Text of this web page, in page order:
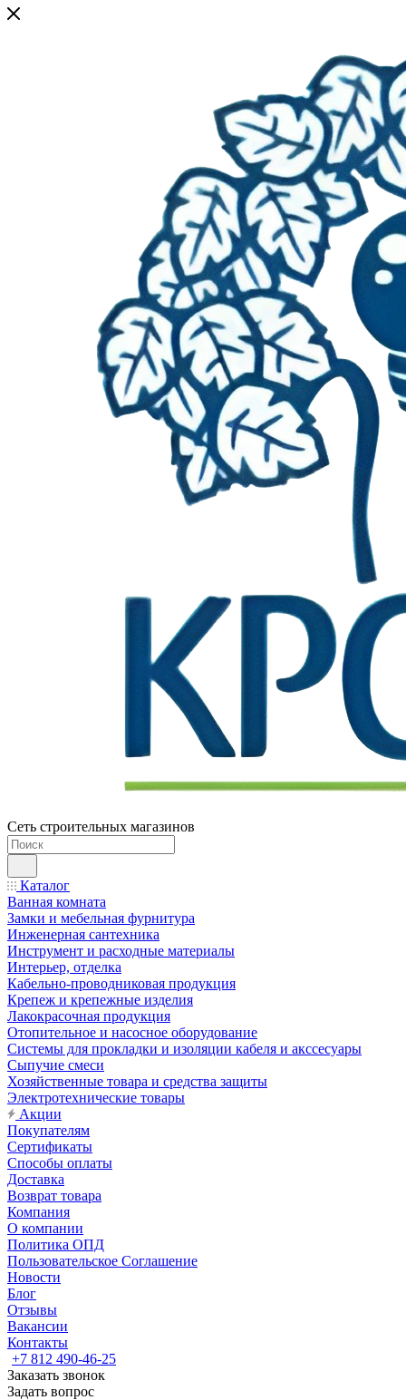
Сеть строительных магазинов
Каталог
Ванная комната
Замки и мебельная фурнитура
Инженерная сантехника
Инструмент и расходные материалы
Интерьер, отделка
Кабельно-проводниковая продукция
Крепеж и крепежные изделия
Лакокрасочная продукция
Отопительное и насосное оборудование
Системы для прокладки и изоляции кабеля и акссесуары
Сыпучие смеси
Хозяйственные товара и средства защиты
Электротехнические товары
Акции
Покупателям
Сертификаты
Способы оплаты
Доставка
Возврат товара
Компания
О компании
Политика ОПД
Пользовательское Соглашение
Новости
Блог
Отзывы
Вакансии
Контакты
+7 812 490-46-25
Заказать звонок
Задать вопрос